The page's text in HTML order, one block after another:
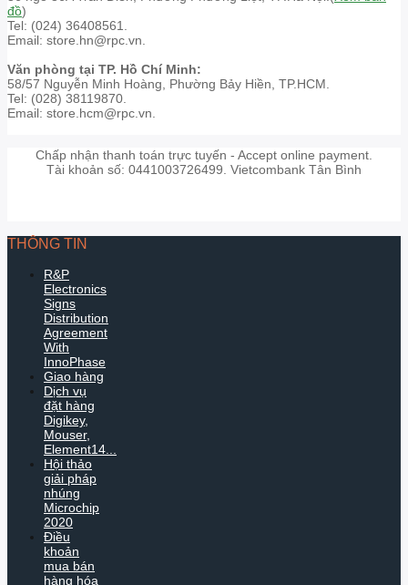
đồ)
Tel: (024) 36408561.
Email: store.hn@rpc.vn.
Văn phòng tại TP. Hồ Chí Minh:
58/57 Nguyễn Minh Hoàng, Phường Bảy Hiền, TP.HCM.
Tel: (028) 38119870.
Email: store.hcm@rpc.vn.
Chấp nhận thanh toán trực tuyến - Accept online payment.
Tài khoản số: 0441003726499. Vietcombank Tân Bình
THÔNG TIN
R&P
Electronics
Signs
Distribution
Agreement
With
InnoPhase
Giao hàng
Dịch vụ
đặt hàng
Digikey,
Mouser,
Element14...
Hội thảo
giải pháp
nhúng
Microchip
2020
Điều
khoản
mua bán
hàng hóa